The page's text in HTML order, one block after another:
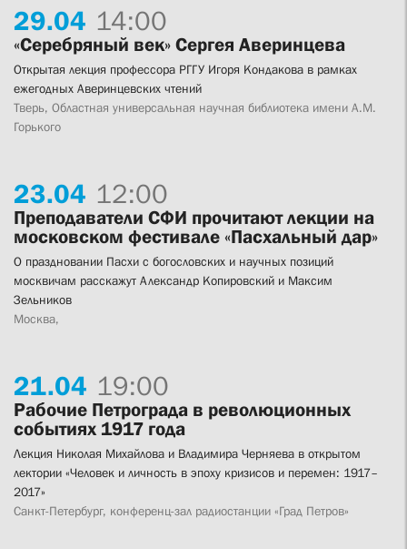
29.04 14:00
«Серебряный век» Сергея Аверинцева
Открытая лекция профессора РГГУ Игоря Кондакова в рамках
ежегодных Аверинцевских чтений
Тверь, Областная универсальная научная библиотека имени А.М.
Горького
23.04 12:00
Преподаватели СФИ прочитают лекции на
московском фестивале «Пасхальный дар»
О праздновании Пасхи с богословских и научных позиций
москвичам расскажут Александр Копировский и Максим
Зельников
Москва,
21.04 19:00
Рабочие Петрограда в революционных
событиях 1917 года
Лекция Николая Михайлова и Владимира Черняева в открытом
лектории «Человек и личность в эпоху кризисов и перемен: 1917–
2017»
Санкт-Петербург, конференц-зал радиостанции «Град Петров»